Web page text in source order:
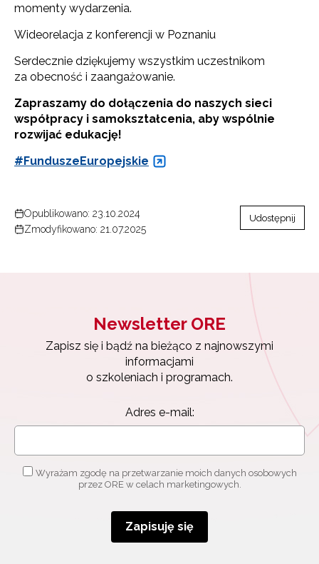
momenty wydarzenia.
Wideorelacja z konferencji w Poznaniu
Serdecznie dziękujemy wszystkim uczestnikom
za obecność i zaangażowanie.
Zapraszamy do dołączenia do naszych sieci
współpracy i samokształcenia, aby wspólnie
rozwijać edukację!
#FunduszeEuropejskie
Opublikowano: 23.10.2024
Zmodyfikowano: 21.07.2025
Udostępnij
Newsletter ORE
Zapisz się i bądź na bieżąco z najnowszymi
informacjami
o szkoleniach i programach.
Adres e-mail:
Wyrażam zgodę na przetwarzanie moich danych osobowych
przez ORE w celach marketingowych.
Zapisuję się